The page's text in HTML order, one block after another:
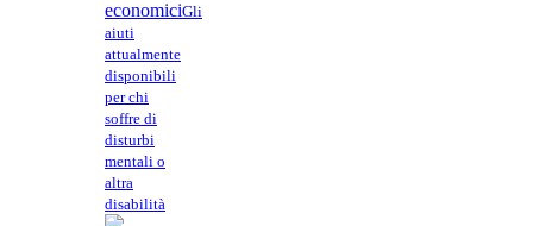
economiciGli
aiuti
attualmente
disponibili
per chi
soffre di
disturbi
mentali o
altra
disabilità